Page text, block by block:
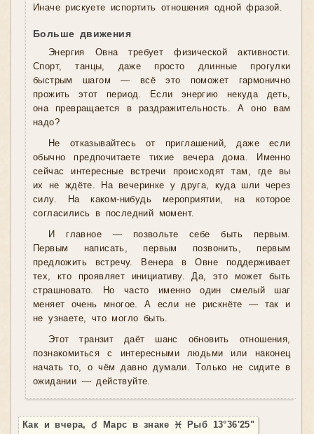
Иначе рискуете испортить отношения одной фразой.
Больше движения
Энергия Овна требует физической активности.
Спорт, танцы, даже просто длинные прогулки
быстрым шагом — всё это поможет гармонично
прожить этот период. Если энергию некуда деть,
она превращается в раздражительность. А оно вам
надо?
Не отказывайтесь от приглашений, даже если
обычно предпочитаете тихие вечера дома. Именно
сейчас интересные встречи происходят там, где вы
их не ждёте. На вечеринке у друга, куда шли через
силу. На каком-нибудь мероприятии, на которое
согласились в последний момент.
И главное — позвольте себе быть первым.
Первым написать, первым позвонить, первым
предложить встречу. Венера в Овне поддерживает
тех, кто проявляет инициативу. Да, это может быть
страшновато. Но часто именно один смелый шаг
меняет очень многое. А если не рискнёте — так и
не узнаете, что могло быть.
Этот транзит даёт шанс обновить отношения,
познакомиться с интересными людьми или наконец
начать то, о чём давно думали. Только не сидите в
ожидании — действуйте.
Как и вчера, ♂ Марс в знаке ♓ Рыб 13°36'25"